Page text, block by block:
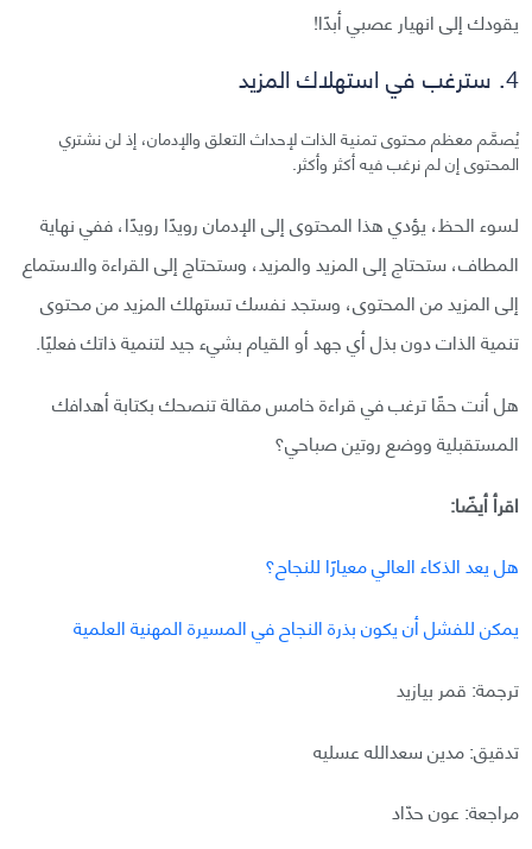
يقودك إلى انهيار عصبي أبدًا!
4. سترغب في استهلاك المزيد
يُصمَّم معظم محتوى تمنية الذات لإحداث التعلق والإدمان، إذ لن نشتري
المحتوى إن لم نرغب فيه أكثر وأكثر.
لسوء الحظ، يؤدي هذا المحتوى إلى الإدمان رويدًا رويدًا، ففي نهاية
المطاف، ستحتاج إلى المزيد والمزيد، وستحتاج إلى القراءة والاستماع
إلى المزيد من المحتوى، وستجد نفسك تستهلك المزيد من محتوى
تنمية الذات دون بذل أي جهد أو القيام بشيء جيد لتنمية ذاتك فعليًا.
هل أنت حقًا ترغب في قراءة خامس مقالة تنصحك بكتابة أهدافك
المستقبلية ووضع روتين صباحي؟
اقرأ أيضًا:
هل يعد الذكاء العالي معيارًا للنجاح؟
يمكن للفشل أن يكون بذرة النجاح في المسيرة المهنية العلمية
ترجمة: قمر بيازيد
تدقيق: مدين سعدالله عسليه
مراجعة: عون حدّاد